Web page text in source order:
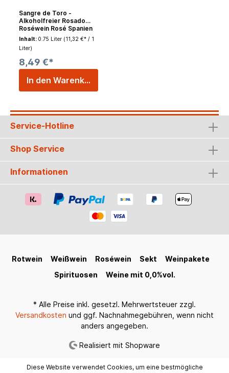
Sangre de Toro -
Alkoholfreier Rosado
Roséwein Rosé Spanien
0,75l
Inhalt: 0.75 Liter (11,32 €* / 1
Liter)
8,49 €*
In den Warenkorb
Service-Hotline
Shop Service
Informationen
Rotwein Weißwein Roséwein Sekt
Weinpakete
Spirituosen
Weine mit 0,0%vol.
* Alle Preise inkl. gesetzl. Mehrwertsteuer zzgl.
Versandkosten und ggf. Nachnahmegebühren, wenn nicht
anders angegeben.
Realisiert mit Shopware
Diese Website verwendet Cookies, um eine bestmögliche